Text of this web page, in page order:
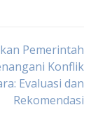
Pemerintah
Konflik
Evaluasi dan
Rekomendasi